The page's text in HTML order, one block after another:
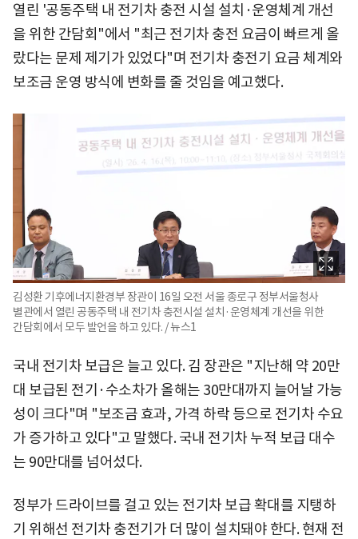
열린 '공동주택 내 전기차 충전 시설 설치·운영체계 개선
을 위한 간담회"에서 "최근 전기차 충전 요금이 빠르게 올
랐다는 문제 제기가 있었다"며 전기차 충전기 요금 체계와
보조금 운영 방식에 변화를 줄 것임을 예고했다.
김성환 기후에너지환경부 장관이 16일 오전 서울 종로구 정부서울청사
별관에서 열린 공동주택 내 전기차 충전시설 설치·운영체계 개선을 위한
간담회에서 모두 발언을 하고 있다. / 뉴스1
국내 전기차 보급은 늘고 있다. 김 장관은 "지난해 약 20만
대 보급된 전기·수소차가 올해는 30만대까지 늘어날 가능
성이 크다"며 "보조금 효과, 가격 하락 등으로 전기차 수요
가 증가하고 있다"고 말했다. 국내 전기차 누적 보급 대수
는 90만대를 넘어섰다.
정부가 드라이브를 걸고 있는 전기차 보급 확대를 지탱하
기 위해선 전기차 충전기가 더 많이 설치돼야 한다. 현재 전